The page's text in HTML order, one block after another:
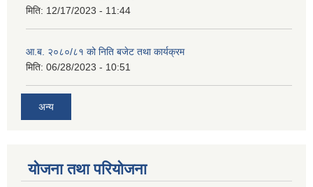
मिति: 12/17/2023 - 11:44
आ.ब. २०८०/८१ को निति बजेट तथा कार्यक्रम
मिति: 06/28/2023 - 10:51
अन्य
योजना तथा परियोजना